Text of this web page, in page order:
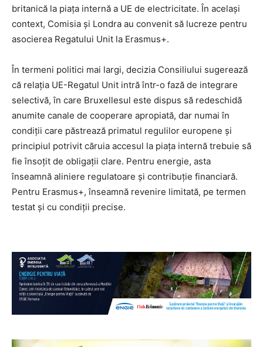
britanică la piața internă a UE de electricitate. În același
context, Comisia și Londra au convenit să lucreze pentru
asocierea Regatului Unit la Erasmus+.
În termeni politici mai largi, decizia Consiliului sugerează
că relația UE-Regatul Unit intră într-o fază de integrare
selectivă, în care Bruxellesul este dispus să redeschidă
anumite canale de cooperare apropiată, dar numai în
condiții care păstrează primatul regulilor europene și
principiul potrivit căruia accesul la piața internă trebuie să
fie însoțit de obligații clare. Pentru energie, asta
înseamnă aliniere regulatoare și contribuție financiară.
Pentru Erasmus+, înseamnă revenire limitată, pe termen
testat și cu condiții precise.